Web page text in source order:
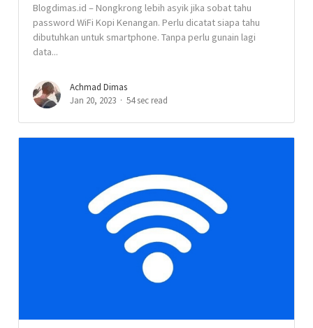
Blogdimas.id – Nongkrong lebih asyik jika sobat tahu
password WiFi Kopi Kenangan. Perlu dicatat siapa tahu
dibutuhkan untuk smartphone. Tanpa perlu gunain lagi
data...
Achmad Dimas
Jan 20, 2023
54 sec read